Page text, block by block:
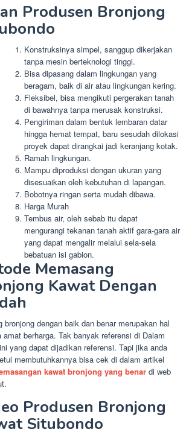
Produsen Bronjong
Konstruksinya simpel, sanggup dikerjakan
tanpa mesin berteknologi tinggi.
Bisa dipasang dalam lingkungan yang
beragam, baik di air atau lingkungan kering.
Fleksibel, bisa mengikuti pergerakan tanah
di bawahnya tanpa merusak konstruksi.
Pengiriman dalam bentuk lembaran datar
hingga hemat tempat, baru sesudah dilokasi
proyek dapat dirangkai jadi keranjang kotak.
Ramah lingkungan.
Mampu diproduksi dengan ukuran yang
disesuaikan oleh kebutuhan di lapangan.
Bobotnya ringan serta mudah dibawa.
Harga Murah
Tembus air, oleh sebab itu dapat
mengurangi tekanan tanah aktif gara-gara air
yang dapat mengalir melalui sela-sela
bebatuan isi gabion.
Memasang
Kawat Dengan
bronjong dengan baik dan benar merupakan hal
amat berharga. Tak banyak referensi di Dalam
yang dapat dijadikan referensi. Tapi jika anda
membutuhkannya bisa cek di dalam artikel
kawat bronjong yang benar di web
Produsen Bronjong
Situbondo